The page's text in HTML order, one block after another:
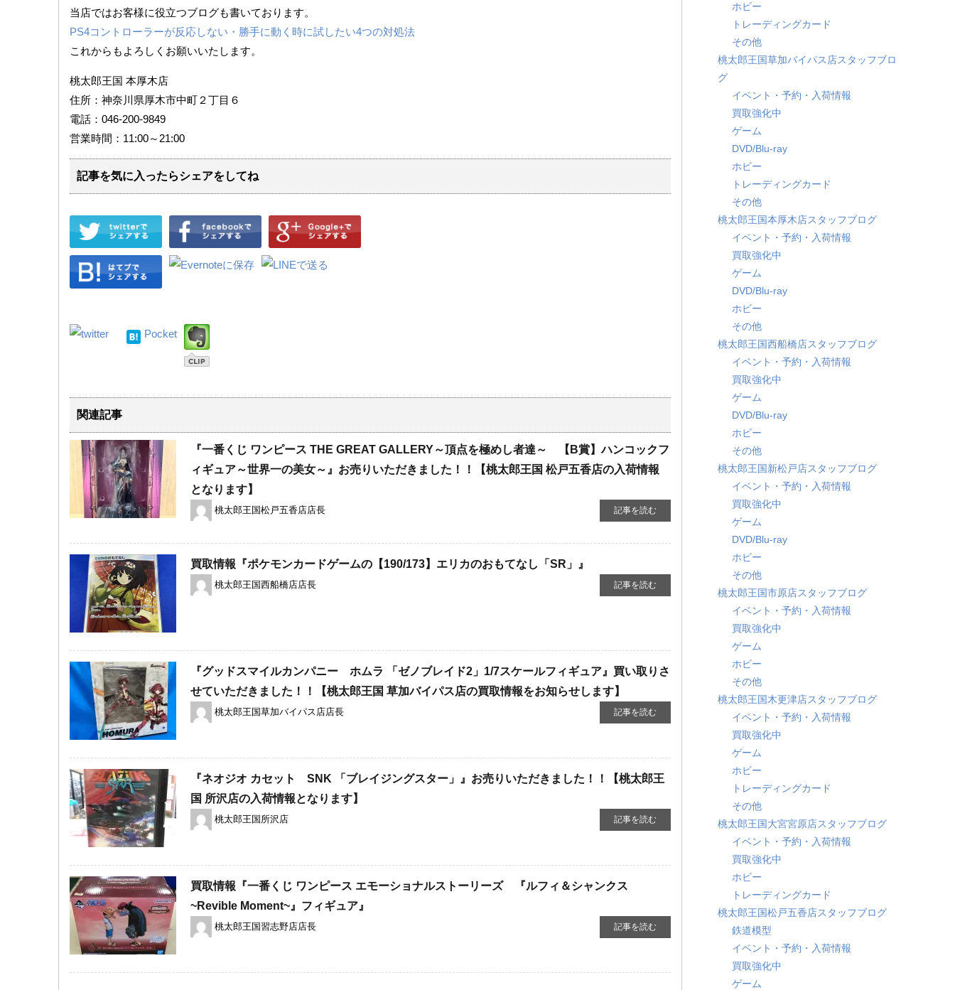
当店ではお客様に役立つブログも書いております。
PS4コントローラーが反応しない・勝手に動く時に試したい4つの対処法
これからもよろしくお願いいたします。
桃太郎王国 本厚木店
住所：神奈川県厚木市中町２丁目６
電話：046-200-9849
営業時間：11:00～21:00
記事を気に入ったらシェアをしてね
Pocket
関連記事
『一番くじ ワンピース THE GREAT GALLERY～頂点を極めし者達～ 【B賞】ハンコックフ
ィギュア～世界一の美女～』お売りいただきました！！【桃太郎王国 松戸五香店の入荷情報
となります】
桃太郎王国松戸五香店店長 記事を読む
買取情報『ポケモンカードゲームの【190/173】エリカのおもてなし「SR」』
桃太郎王国西船橋店店長 記事を読む
『グッドスマイルカンパニー ホムラ 「ゼノブレイド2」1/7スケールフィギュア』買い取りさ
せていただきました！！【桃太郎王国 草加バイパス店の買取情報をお知らせします】
桃太郎王国草加バイパス店店長 記事を読む
『ネオジオ カセット SNK 「ブレイジングスター」』お売りいただきました！！【桃太郎王
国 所沢店の入荷情報となります】
桃太郎王国所沢店 記事を読む
買取情報『一番くじ ​ワンピース ​エモーショナルストーリーズ 『ルフィ＆シャンクス ​
~Revible ​Moment~』フィギュア』
桃太郎王国習志野店店長 記事を読む
ホビー
トレーディングカード
その他
桃太郎王国草加バイパス店スタッフブロ
グ
イベント・予約・入荷情報
買取強化中
ゲーム
DVD/Blu-ray
ホビー
トレーディングカード
その他
桃太郎王国本厚木店スタッフブログ
イベント・予約・入荷情報
買取強化中
ゲーム
DVD/Blu-ray
ホビー
その他
桃太郎王国西船橋店スタッフブログ
イベント・予約・入荷情報
買取強化中
ゲーム
DVD/Blu-ray
ホビー
その他
桃太郎王国新松戸店スタッフブログ
イベント・予約・入荷情報
買取強化中
ゲーム
DVD/Blu-ray
ホビー
その他
桃太郎王国市原店スタッフブログ
イベント・予約・入荷情報
買取強化中
ゲーム
ホビー
その他
桃太郎王国木更津店スタッフブログ
イベント・予約・入荷情報
買取強化中
ゲーム
ホビー
トレーディングカード
その他
桃太郎王国大宮宮原店スタッフブログ
イベント・予約・入荷情報
買取強化中
ホビー
トレーディングカード
桃太郎王国松戸五香店スタッフブログ
鉄道模型
イベント・予約・入荷情報
買取強化中
ゲーム